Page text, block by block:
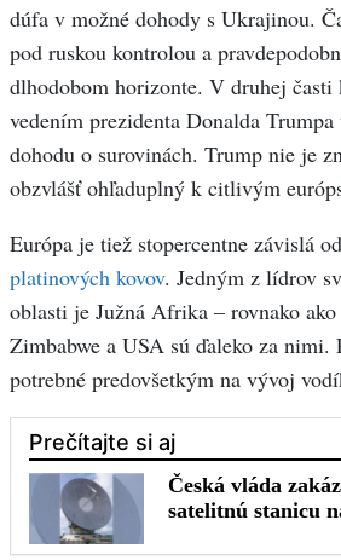
dúfa v možné dohody s Ukrajinou.
pod ruskou kontrolou a
dlhodobom horizonte. V druhej
vedením prezidenta Donalda
dohodu o surovinách. Trump nie je
obzvlášť ohľaduplný k citlivým
Európa je tiež stopercentne závislá
platinových kovov. Jedným z lídrov
oblasti je Južná Afrika – rovnako
Zimbabwe a USA sú ďaleko za nimi.
potrebné predovšetkým na vývoj